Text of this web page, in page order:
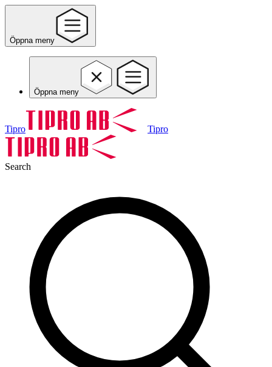
Öppna meny
Öppna meny
Tipro Tipro
Search